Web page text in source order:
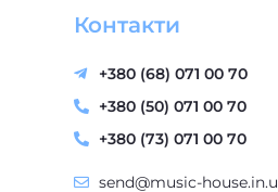
Контакти
+380 (68) 071 00 70
+380 (50) 071 00 70
+380 (73) 071 00 70
send@music-house.in.ua